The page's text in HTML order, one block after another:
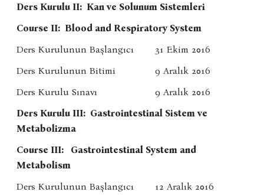
Ders Kurulu II: Kan ve Solunum Sistemleri
Course II: Blood and Respiratory System
Ders Kurulunun Başlangıcı
31 Ekim 2016
Ders Kurulunun Bitimi
9 Aralık 2016
Ders Kurulu Sınavı
9 Aralık 2016
Ders Kurulu III: Gastrointestinal Sistem ve
Metabolizma
Course III: Gastrointestinal System and
Metabolism
Ders Kurulunun Başlangıcı
12 Aralık 2016